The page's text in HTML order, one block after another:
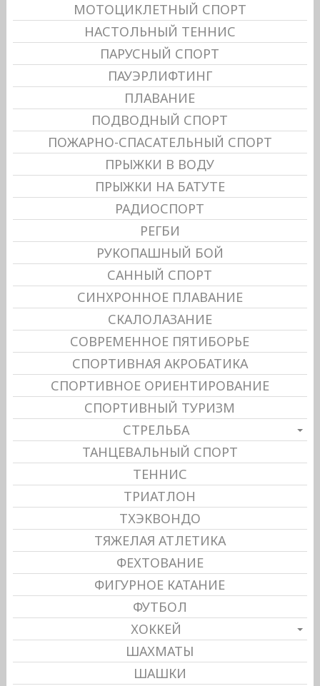
МОТОЦИКЛЕТНЫЙ СПОРТ
НАСТОЛЬНЫЙ ТЕННИС
ПАРУСНЫЙ СПОРТ
ПАУЭРЛИФТИНГ
ПЛАВАНИЕ
ПОДВОДНЫЙ СПОРТ
ПОЖАРНО-СПАСАТЕЛЬНЫЙ СПОРТ
ПРЫЖКИ В ВОДУ
ПРЫЖКИ НА БАТУТЕ
РАДИОСПОРТ
РЕГБИ
РУКОПАШНЫЙ БОЙ
САННЫЙ СПОРТ
СИНХРОННОЕ ПЛАВАНИЕ
СКАЛОЛАЗАНИЕ
СОВРЕМЕННОЕ ПЯТИБОРЬЕ
СПОРТИВНАЯ АКРОБАТИКА
СПОРТИВНОЕ ОРИЕНТИРОВАНИЕ
СПОРТИВНЫЙ ТУРИЗМ
СТРЕЛЬБА
ТАНЦЕВАЛЬНЫЙ СПОРТ
ТЕННИС
ТРИАТЛОН
ТХЭКВОНДО
ТЯЖЕЛАЯ АТЛЕТИКА
ФЕХТОВАНИЕ
ФИГУРНОЕ КАТАНИЕ
ФУТБОЛ
ХОККЕЙ
ШАХМАТЫ
ШАШКИ